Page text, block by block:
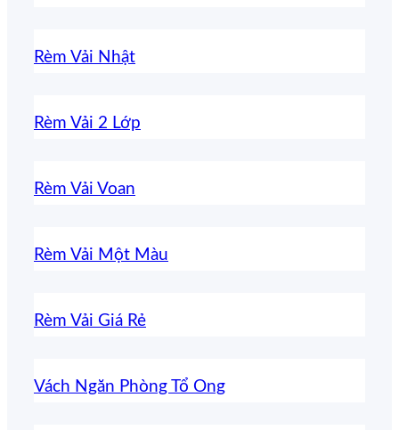
Rèm Vải Nhật
Rèm Vải 2 Lớp
Rèm Vải Voan
Rèm Vải Một Màu
Rèm Vải Giá Rẻ
Vách Ngăn Phòng Tổ Ong